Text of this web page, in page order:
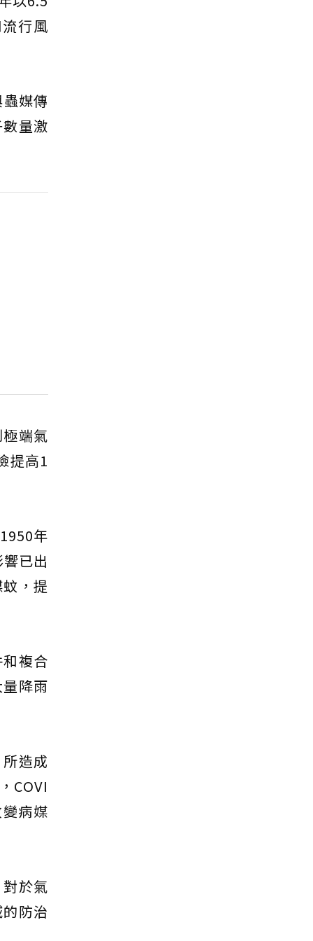
行風
媒傳
量激
端氣
提高1
年
已出
，提
複合
降雨
造成
COVI
病媒
於氣
防治